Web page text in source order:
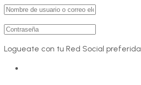
Logueate con tu Red Social preferida